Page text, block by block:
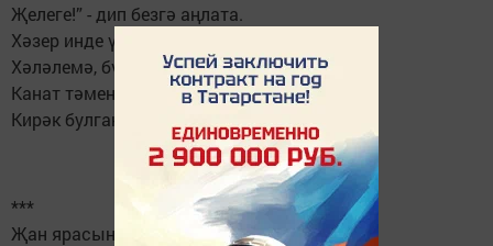
Җелеге!” - дип безгә аңлата.
Хәзер инде үзем бүлеп бирәм,
Хәләлемә, бүләм кызларга.
Канат тәмен белер өчен дә бит
Кирәк булган гомер узарга.
***
Җан ярасын йотып эчләремә,